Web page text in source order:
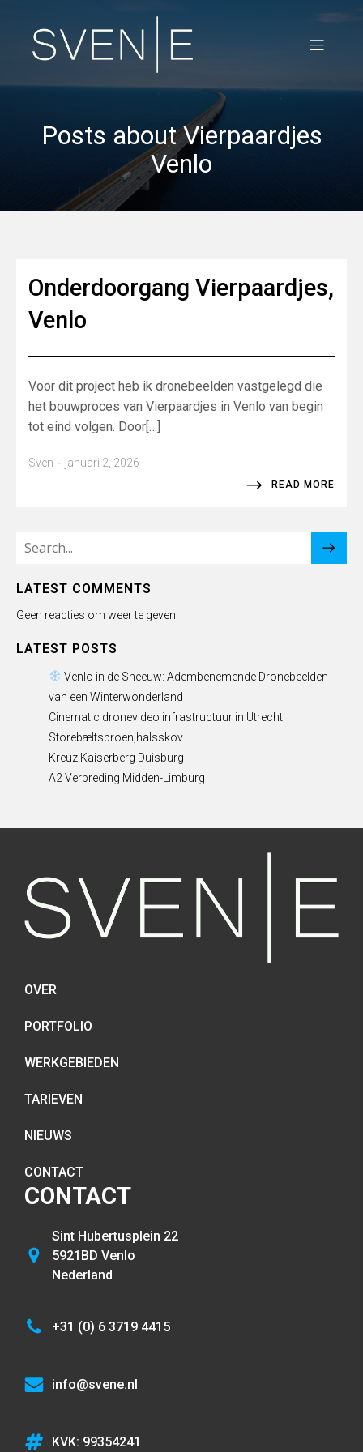
Posts about Vierpaardjes
Venlo
Onderdoorgang Vierpaardjes,
Venlo
Voor dit project heb ik dronebeelden vastgelegd die
het bouwproces van Vierpaardjes in Venlo van begin
tot eind volgen. Door[…]
Sven - januari 2, 2026
READ MORE
LATEST COMMENTS
Geen reacties om weer te geven.
LATEST POSTS
Venlo in de Sneeuw: Adembenemende Dronebeelden
van een Winterwonderland
Cinematic dronevideo infrastructuur in Utrecht
Storebæltsbroen,halsskov
Kreuz Kaiserberg Duisburg
A2 Verbreding Midden-Limburg
OVER
PORTFOLIO
WERKGEBIEDEN
TARIEVEN
NIEUWS
CONTACT
CONTACT
Sint Hubertusplein 22
5921BD Venlo
Nederland
+31 (0) 6 3719 4415
info@svene.nl
KVK: 99354241